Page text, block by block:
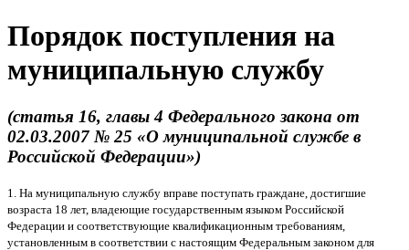
Порядок поступления на
муниципальную службу
(статья 16, главы 4 Федерального закона от
02.03.2007 № 25 «О муниципальной службе в
Российской Федерации»)
1. На муниципальную службу вправе поступать граждане, достигшие
возраста 18 лет, владеющие государственным языком Российской
Федерации и соответствующие квалификационным требованиям,
установленным в соответствии с настоящим Федеральным законом для